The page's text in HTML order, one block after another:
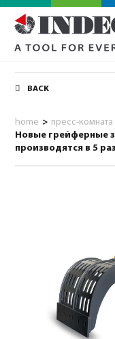
BACK
home > пресс-комната
Новые грейферные
производятся в 5